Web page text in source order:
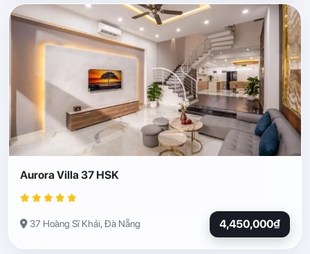
Aurora Villa 37 HSK
37 Hoàng Sĩ Khải, Đà Nẵng 4,450,000₫